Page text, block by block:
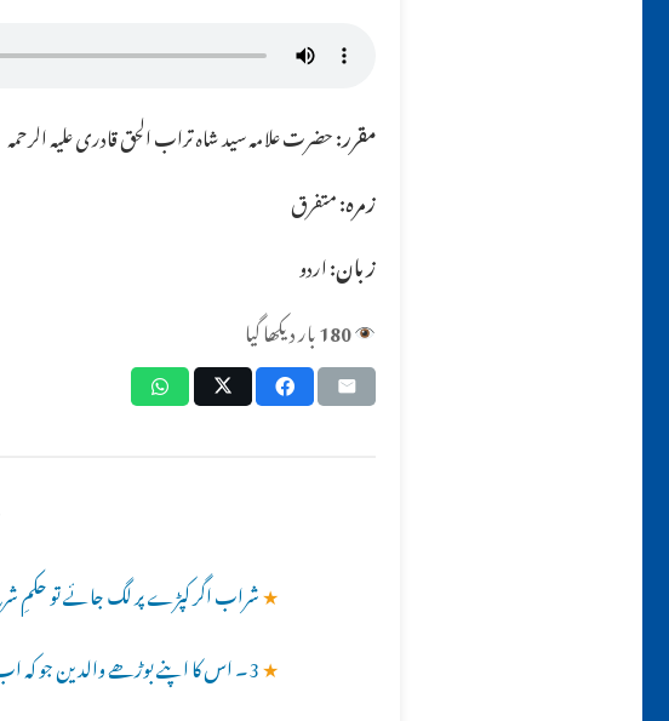
مقرر:حضرت علامہ سید شاہ تراب الحق قادری علیہ الرحمہ
زمرہ:متفرق
زبان:اردو
180بار دیکھا گیا
★شراب اگر کپڑے پر لگ جائے تو حکمِ
★3۔ اس کا اپنے بوڑھے والدین جو کہ اب تک قادیانی ہیں ان کے ساتھ کیسا سلوک ہونا چاھیئے؟؟